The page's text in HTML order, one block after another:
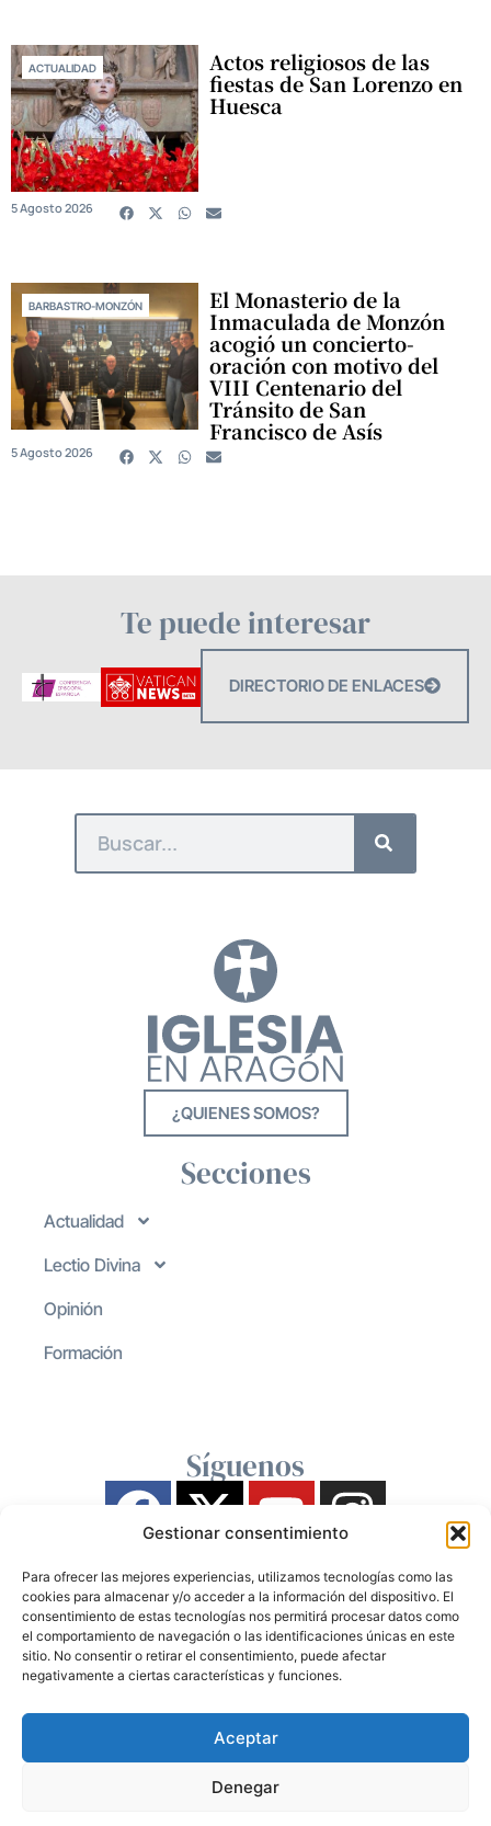
Gestionar consentimiento
Para ofrecer las mejores experiencias, utilizamos tecnologías como las
cookies para almacenar y/o acceder a la información del dispositivo. El
consentimiento de estas tecnologías nos permitirá procesar datos como
el comportamiento de navegación o las identificaciones únicas en este
sitio. No consentir o retirar el consentimiento, puede afectar
negativamente a ciertas características y funciones.
Aceptar
Denegar
ACTUALIDAD Actos religiosos de las
fiestas de San Lorenzo en
Huesca
5 Agosto 2026
BARBASTRO-MONZÓN El Monasterio de la
Inmaculada de Monzón
acogió un concierto-
oración con motivo del
VIII Centenario del
Tránsito de San
Francisco de Asís
5 Agosto 2026
Te puede interesar
DIRECTORIO DE ENLACES
¿QUIENES SOMOS?
Secciones
Actualidad
Lectio Divina
Opinión
Formación
Síguenos